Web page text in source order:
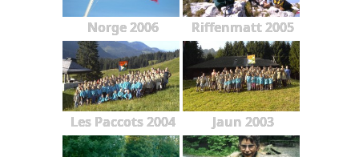
Norge 2006 Riffenmatt 2005
Les Paccots 2004 Jaun 2003